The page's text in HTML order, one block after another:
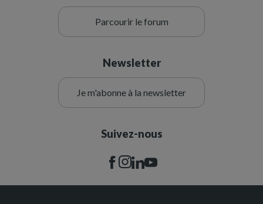
Parcourir le forum
Newsletter
Je m'abonne à la newsletter
Suivez-nous